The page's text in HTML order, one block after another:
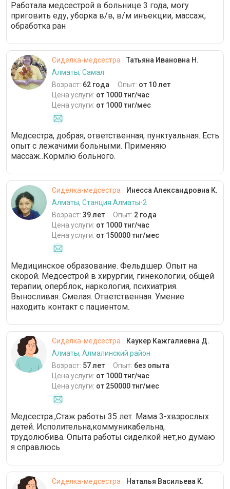
Работала медсестрой в больнице 3 года, могу
приговить еду, уборка в/в, в/м инъекции, массаж,
обработка ран
Сиделка-медсестра
Татьяна Ивановна Н.
Алматы, Самал
Возраст: 62 года Опыт: от 10 лет
Цена услуги: от 1000 тнг/час
Цена услуги: от 1000 тнг/мес
Медсестра, добрая, ответственная, пунктуальная. Есть
опыт с лежачими больными. Применяю
массаж..Кормлю больного.
Сиделка-медсестра
Инесса Александровна К.
Алматы, Станция Алматы-2
Возраст: 39 лет Опыт: 2 года
Цена услуги: от 1000 тнг/час
Цена услуги: от 150000 тнг/мес
Медицинское образование. Фельдшер. Опыт на
скорой. Медсестрой в хирургии, гинекологии, общей
терапии, оперблок, наркология, психиатрия.
Выносливая. Смелая. Ответственная. Умение
находить контакт с пациентом.
Сиделка-медсестра
Каукер Кажгалиевна Д.
Алматы, Алмалинский район
Возраст: 57 лет Опыт: без опыта
Цена услуги: от 1000 тнг/час
Цена услуги: от 250000 тнг/мес
Медсестра.,Стаж работы 35 лет. Мама 3-хвзрослых
детей. Исполительна,коммуникабельна,
трудолюбива. Опыта работы сиделкой нет,но думаю
я справлюсь
Сиделка-медсестра
Наталья Васильева К.